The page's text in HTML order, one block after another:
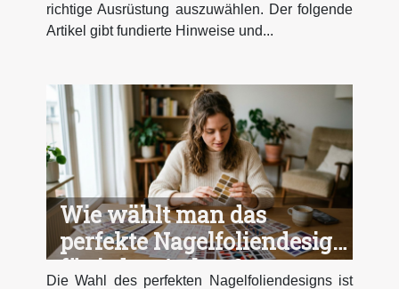
richtige Ausrüstung auszuwählen. Der folgende
Artikel gibt fundierte Hinweise und...
Wie wählt man das
perfekte Nagelfoliendesign
für jeden Anlass?
Die Wahl des perfekten Nagelfoliendesigns ist